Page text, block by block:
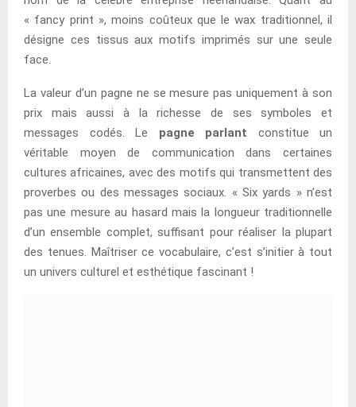
« fancy print », moins coûteux que le wax traditionnel, il
désigne ces tissus aux motifs imprimés sur une seule
face.
La valeur d’un pagne ne se mesure pas uniquement à son
prix mais aussi à la richesse de ses symboles et
messages codés. Le pagne parlant constitue un
véritable moyen de communication dans certaines
cultures africaines, avec des motifs qui transmettent des
proverbes ou des messages sociaux. « Six yards » n’est
pas une mesure au hasard mais la longueur traditionnelle
d’un ensemble complet, suffisant pour réaliser la plupart
des tenues. Maîtriser ce vocabulaire, c’est s’initier à tout
un univers culturel et esthétique fascinant !